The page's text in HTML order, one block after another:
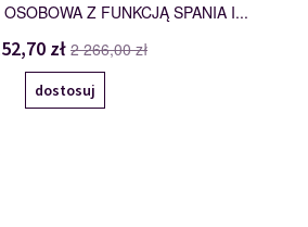
Z FUNKCJĄ SPANIA I...
zł 2 266,00 zł
dostosuj